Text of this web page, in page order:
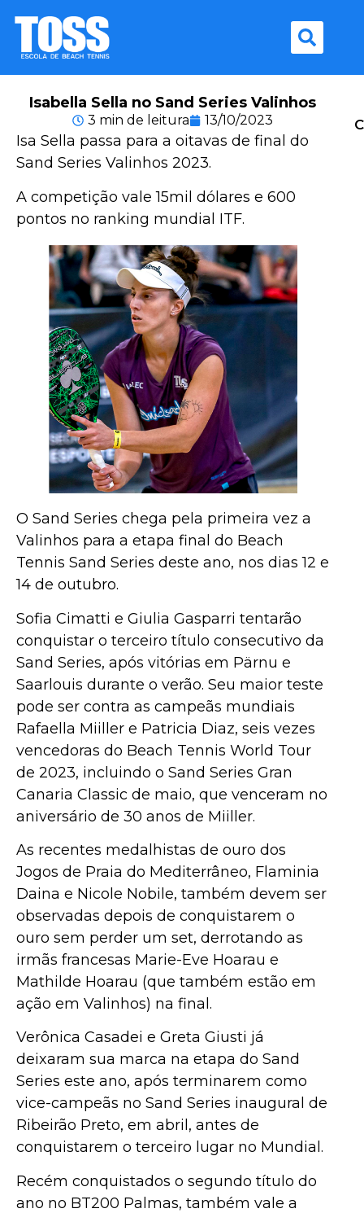
Isabella Sella no Sand Series Valinhos
3 min de leitura 13/10/2023
Isa Sella passa para a oitavas de final do
Sand Series Valinhos 2023.
A competição vale 15mil dólares e 600
pontos no ranking mundial ITF.
O Sand Series chega pela primeira vez a
Valinhos para a etapa final do Beach
Tennis Sand Series deste ano, nos dias 12 e
14 de outubro.
Sofia Cimatti e Giulia Gasparri tentarão
conquistar o terceiro título consecutivo da
Sand Series, após vitórias em Pärnu e
Saarlouis durante o verão. Seu maior teste
pode ser contra as campeãs mundiais
Rafaella Miiller e Patricia Diaz, seis vezes
vencedoras do Beach Tennis World Tour
de 2023, incluindo o Sand Series Gran
Canaria Classic de maio, que venceram no
aniversário de 30 anos de Miiller.
As recentes medalhistas de ouro dos
Jogos de Praia do Mediterrâneo, Flaminia
Daina e Nicole Nobile, também devem ser
observadas depois de conquistarem o
ouro sem perder um set, derrotando as
irmãs francesas Marie-Eve Hoarau e
Mathilde Hoarau (que também estão em
ação em Valinhos) na final.
Verônica Casadei e Greta Giusti já
deixaram sua marca na etapa do Sand
Series este ano, após terminarem como
vice-campeãs no Sand Series inaugural de
Ribeirão Preto, em abril, antes de
conquistarem o terceiro lugar no Mundial.
Recém conquistados o segundo título do
ano no BT200 Palmas, também vale a